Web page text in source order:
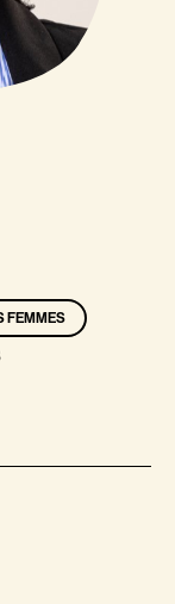
FEMMES